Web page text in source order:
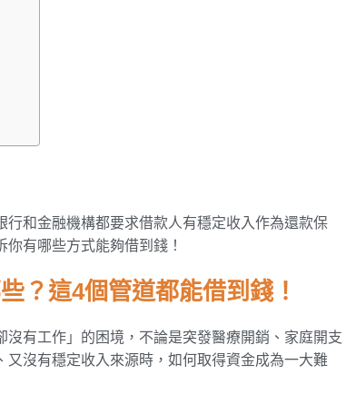
和金融機構都要求借款人有穩定收入作為還款保
有哪些方式能夠借到錢！
？這4個管道都能借到錢！
有工作」的困境，不論是突發醫療開銷、家庭開支
沒有穩定收入來源時，如何取得資金成為一大難